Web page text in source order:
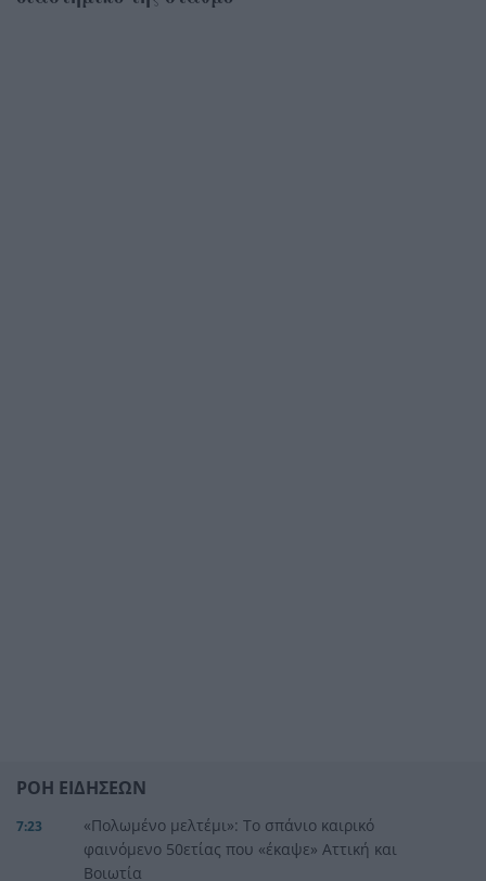
ΡΟΗ ΕΙΔΗΣΕΩΝ
7:23
«Πολωμένο μελτέμι»: Το σπάνιο καιρικό
φαινόμενο 50ετίας που «έκαψε» Αττική και
Βοιωτία